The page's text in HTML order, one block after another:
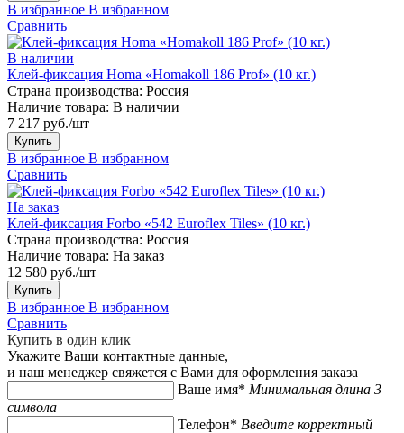
В избранное В избранном
Сравнить
В наличии
Клей-фиксация Homa «Homakoll 186 Prof» (10 кг.)
Страна производства: Россия
Наличие товара: В наличии
7 217 руб./шт
Купить
В избранное В избранном
Сравнить
На заказ
Клей-фиксация Forbo «542 Euroflex Tiles» (10 кг.)
Страна производства: Россия
Наличие товара: На заказ
12 580 руб./шт
Купить
В избранное В избранном
Сравнить
Купить в один клик
Укажите Ваши контактные данные,
и наш менеджер свяжется с Вами для оформления заказа
Ваше имя* Минимальная длина 3
символа
Телефон* Введите корректный